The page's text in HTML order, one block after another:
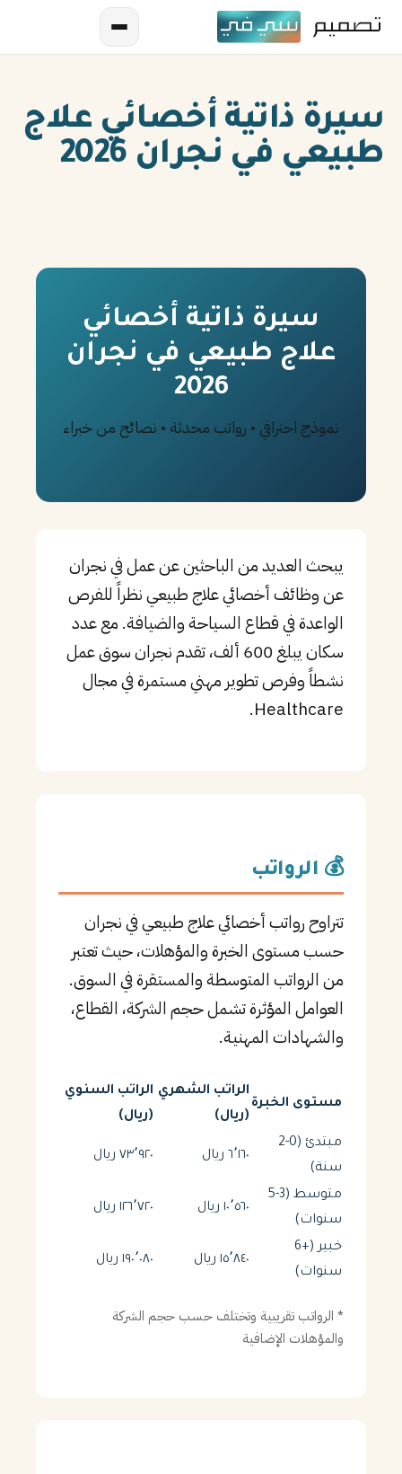
ES
FR
IN
PT
TR
سيرة ذاتية أخصائي علاج
طبيعي في نجران 2026
سيرة ذاتية أخصائي
علاج طبيعي في نجران
2026
نموذج احترافي • رواتب محدثة • نصائح من خبراء
يبحث العديد من الباحثين عن عمل في نجران
عن وظائف أخصائي علاج طبيعي نظراً للفرص
الواعدة في قطاع السياحة والضيافة. مع عدد
سكان يبلغ 600 ألف، تقدم نجران سوق عمل
نشطاً وفرص تطوير مهني مستمرة في مجال
Healthcare.
💰 الرواتب
تتراوح رواتب أخصائي علاج طبيعي في نجران
حسب مستوى الخبرة والمؤهلات، حيث تعتبر
من الرواتب المتوسطة والمستقرة في السوق.
العوامل المؤثرة تشمل حجم الشركة، القطاع،
والشهادات المهنية.
مستوى الخبرة
الراتب الشهري
(ريال)
الراتب السنوي
(ريال)
مبتدئ (0-2
سنة)
٦٬١٦٠ ريال ٧٣٬٩٢٠ ريال
متوسط (3-5
سنوات)
١٠٬٥٦٠ ريال ١٢٦٬٧٢٠ ريال
خبير (+6
سنوات)
١٥٬٨٤٠ ريال ١٩٠٬٠٨٠ ريال
* الرواتب تقريبية وتختلف حسب حجم الشركة
والمؤهلات الإضافية